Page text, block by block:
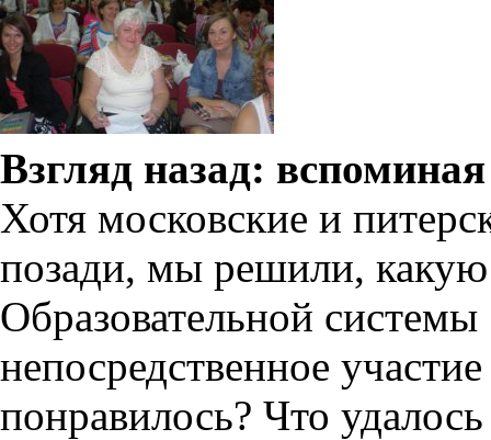
Взгляд назад:
Хотя московские и
позади, мы решили,
Образовательной
непосредственное
понравилось? Что